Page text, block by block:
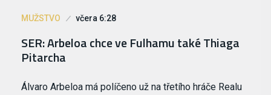
MUŽSTVO včera 6:28
SER: Arbeloa chce ve Fulhamu také Thiaga
Pitarcha
Álvaro Arbeloa má políčeno už na třetího hráče Realu